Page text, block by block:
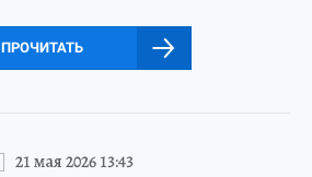
ПРОЧИТАТЬ
21 мая 2026 13:43